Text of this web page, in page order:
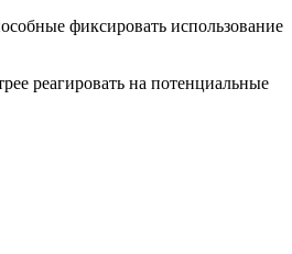
фиксировать использование
реагировать на потенциальные